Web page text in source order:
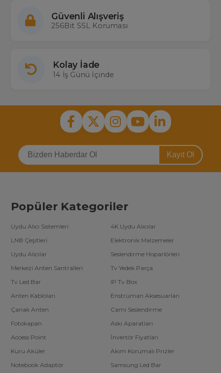
Güvenli Alışveriş
256Bit SSL Koruması
Kolay İade
14 İş Günü İçinde
Kayıt Ol
Popüler Kategoriler
Uydu Alıcı Sistemleri
4K Uydu Alıcılar
LNB Çeşitleri
Elektronik Malzemeler
Uydu Alıcılar
Seslendirme Hoparlörleri
Merkezi Anten Santralleri
Tv Yedek Parça
Tv Led Bar
IP Tv Box
Anten Kabloları
Enstrüman Aksesuarları
Çanak Anten
Cami Seslendirme
Fotokapan
Askı Aparatları
Access Point
İnvertör Fiyatları
Kuru Aküler
Akım Korumalı Prizler
Notebook Adaptör
Samsung Led Bar